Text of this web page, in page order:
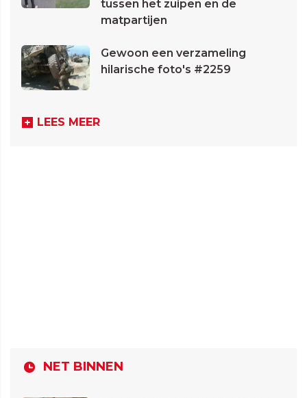
tussen het zuipen en de
matpartijen
Gewoon een verzameling
hilarische foto's #2259
LEES MEER
NET BINNEN